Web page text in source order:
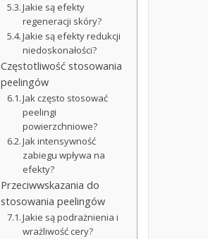
Jakie są efekty
regeneracji skóry?
Jakie są efekty redukcji
niedoskonałości?
Częstotliwość stosowania
peelingów
Jak często stosować
peelingi
powierzchniowe?
Jak intensywność
zabiegu wpływa na
efekty?
Przeciwwskazania do
stosowania peelingów
Jakie są podrażnienia i
wrażliwość cery?